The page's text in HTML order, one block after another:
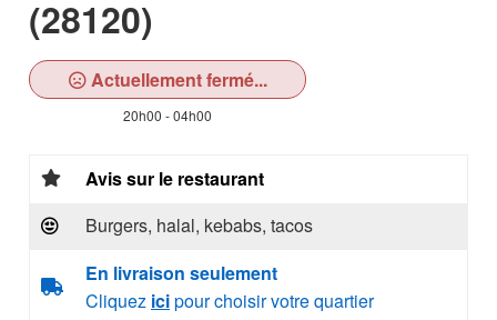
(28120)
Actuellement fermé...
20h00 - 04h00
Avis sur le restaurant
Burgers, halal, kebabs, tacos
En livraison seulement
Cliquez icipour choisir votre quartier